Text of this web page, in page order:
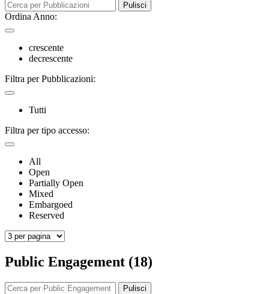
Pulisci
Ordina Anno:
crescente
decrescente
Filtra per Pubblicazioni:
Tutti
Filtra per tipo accesso:
All
Open
Partially Open
Mixed
Embargoed
Reserved
Public Engagement (18)
Pulisci